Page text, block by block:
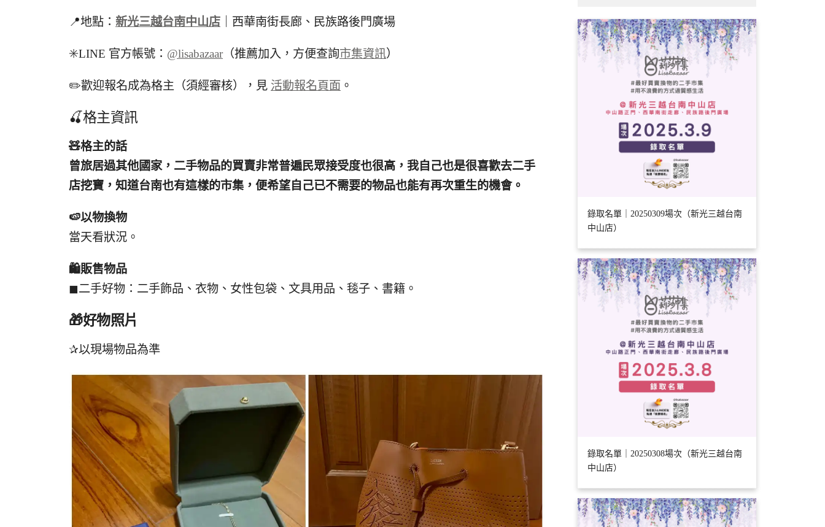
📍地點： 新光三越台南中山店 ｜西華南街長廊、民族路後門廣場
✳️LINE 官方帳號： @lisabazaar（推薦加入，方便查詢市集資訊）
✏️歡迎報名成為格主（須經審核），見 活動報名頁面 。
🍒格主資訊
🧸格主的話
曾旅居過其他國家，二手物品的買賣非常普遍民眾接受度也很高，我自己也是很喜歡去二手
店挖寶，知道台南也有這樣的市集，便希望自己已不需要的物品也能有再次重生的機會。
🍉以物換物
當天看狀況。
🛍️販售物品
◼︎二手好物：二手飾品、衣物、女性包袋、文具用品、毯子、書籍。
🎁好物照片
✰以現場物品為準
錄取名單｜20250309場次（新光三越台南
中山店）
錄取名單｜20250308場次（新光三越台南
中山店）